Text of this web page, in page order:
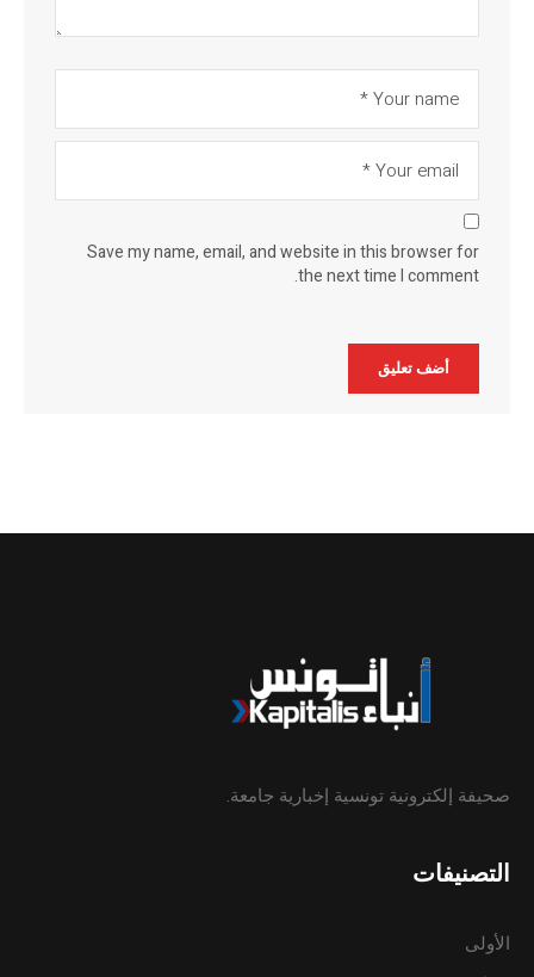
Save my name, email, and website in this browser for
the next time I comment.
صحيفة إلكترونية تونسية إخبارية جامعة.
التصنيفات
الأولى